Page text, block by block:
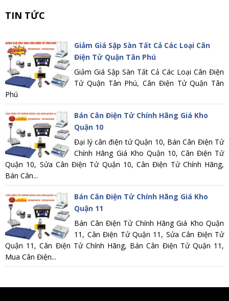
TIN TỨC
Giảm Giá Sập Sàn Tất Cả Các Loại Cân
Điện Tử Quận Tân Phú
Giảm Giá Sập Sàn Tất Cả Các Loại Cân Điện
Tử Quận Tân Phú, Cân Điện Tử Quận Tân
Phú
Bán Cân Điện Tử Chính Hãng Giá Kho
Quận 10
Đại lý cân điện tử Quận 10, Bán Cân Điện Tử
Chính Hãng Giá Kho Quận 10, Cân Điện Tử
Quận 10, Sửa Cân Điện Tử Quận 10, Cân Điện Tử Chính Hãng,
Bán Cân...
Bán Cân Điện Tử Chính Hãng Giá Kho
Quận 11
Bán Cân Điện Tử Chính Hãng Giá Kho Quận
11, Cân Điện Tử Quận 11, Sửa Cân Điện Tử
Quận 11, Cân Điện Tử Chính Hãng, Bán Cân Điện Tử Quận 11,
Mua Cân Điện...